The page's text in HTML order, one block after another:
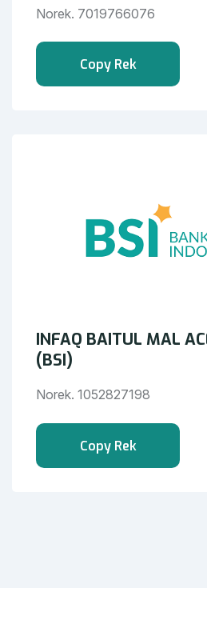
Norek. 7019766076
Copy Rek
INFAQ BAITUL MAL
(BSI)
Norek. 1052827198
Copy Rek